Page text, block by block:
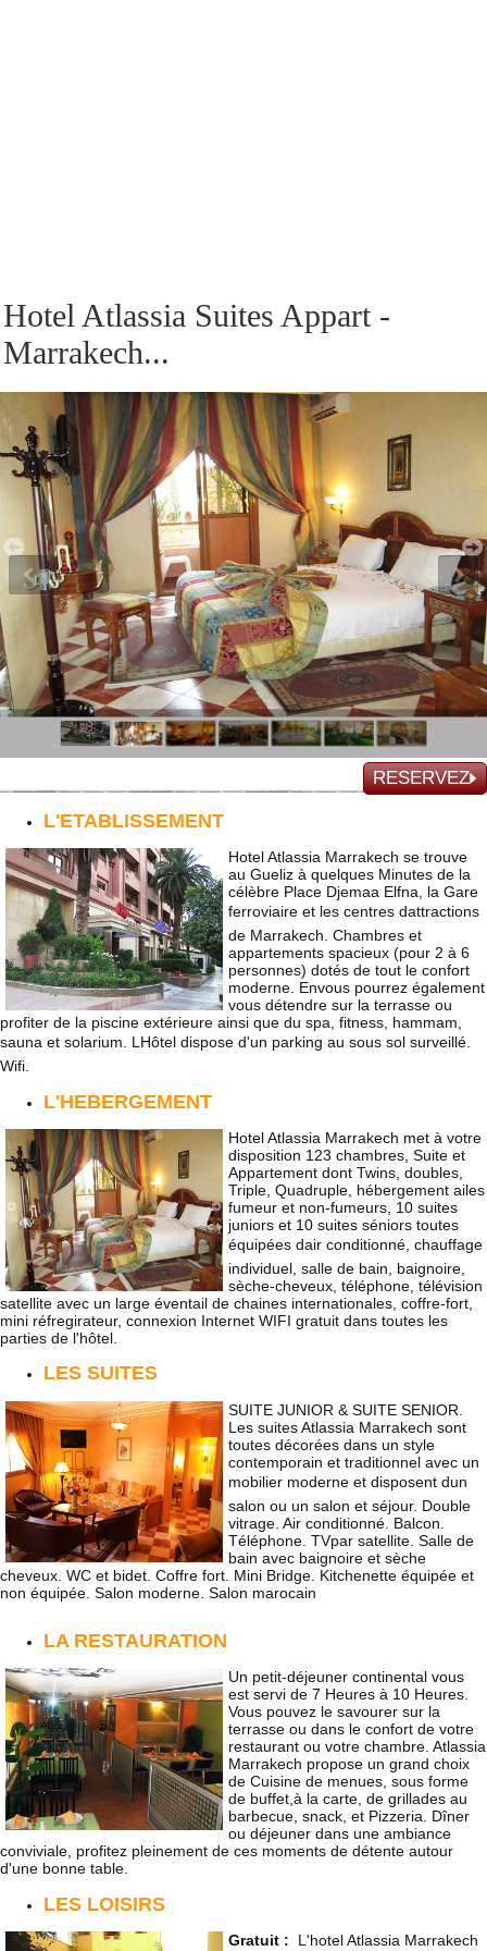
Hotel Atlassia Suites Appart -
Marrakech...
RESERVEZ
L'ETABLISSEMENT
Hotel Atlassia Marrakech se trouve
au Gueliz à quelques Minutes de la
célèbre Place Djemaa Elfna, la Gare
ferroviaire et les centres dattractions
de Marrakech. Chambres et
appartements spacieux (pour 2 à 6
personnes) dotés de tout le confort
moderne. Envous pourrez également
vous détendre sur la terrasse ou
profiter de la piscine extérieure ainsi que du spa, fitness, hammam,
sauna et solarium. LHôtel dispose d'un parking au sous sol surveillé.
Wifi.
L'HEBERGEMENT
Hotel Atlassia Marrakech met à votre
disposition 123 chambres, Suite et
Appartement dont Twins, doubles,
Triple, Quadruple, hébergement ailes
fumeur et non-fumeurs, 10 suites
juniors et 10 suites séniors toutes
équipées dair conditionné, chauffage
individuel, salle de bain, baignoire,
sèche-cheveux, téléphone, télévision
satellite avec un large éventail de chaines internationales, coffre-fort,
mini réfregirateur, connexion Internet WIFI gratuit dans toutes les
parties de l'hôtel.
LES SUITES
SUITE JUNIOR & SUITE SENIOR.
Les suites Atlassia Marrakech sont
toutes décorées dans un style
contemporain et traditionnel avec un
mobilier moderne et disposent dun
salon ou un salon et séjour. Double
vitrage. Air conditionné. Balcon.
Téléphone. TVpar satellite. Salle de
bain avec baignoire et sèche
cheveux. WC et bidet. Coffre fort. Mini Bridge. Kitchenette équipée et
non équipée. Salon moderne. Salon marocain
LA RESTAURATION
Un petit-déjeuner continental vous
est servi de 7 Heures à 10 Heures.
Vous pouvez le savourer sur la
terrasse ou dans le confort de votre
restaurant ou votre chambre. Atlassia
Marrakech propose un grand choix
de Cuisine de menues, sous forme
de buffet,à la carte, de grillades au
barbecue, snack, et Pizzeria. Dîner
ou déjeuner dans une ambiance
conviviale, profitez pleinement de ces moments de détente autour
d'une bonne table.
LES LOISIRS
Gratuit :
L'hotel Atlassia Marrakech